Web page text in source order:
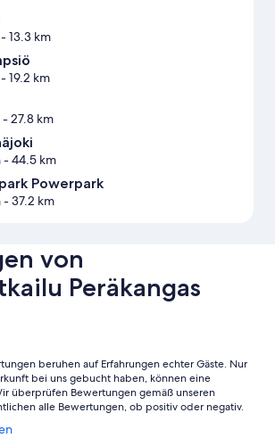
- 13.3 km
- 19.2 km
- 27.8 km
- 44.5 km
Powerpark
- 37.2 km
von
Peräkangas
beruhen auf Erfahrungen echter Gäste. Nur
bei uns gebucht haben, können eine
überprüfen Bewertungen gemäß unseren
alle Bewertungen, ob positiv oder negativ.